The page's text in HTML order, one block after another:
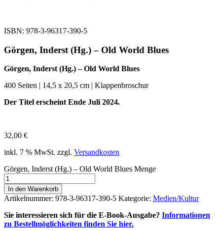
ISBN: 978-3-96317-390-5
Görgen, Inderst (Hg.) – Old World Blues
Görgen, Inderst (Hg.) – Old World Blues
400 Seiten | 14,5 x 20,5 cm | Klappenbroschur
Der Titel erscheint Ende Juli 2024.
32,00 €
inkl. 7 % MwSt. zzgl. Versandkosten
Görgen, Inderst (Hg.) – Old World Blues Menge
In den Warenkorb
Artikelnummer: 978-3-96317-390-5 Kategorie: Medien/Kultur
Sie interessieren sich für die E-Book-Ausgabe? Informationen
zu Bestellmöglichkeiten finden Sie hier.